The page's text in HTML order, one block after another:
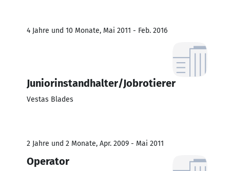
4 Jahre und 10 Monate, Mai 2011 - Feb. 2016
Juniorinstandhalter/Jobrotierer
Vestas Blades
2 Jahre und 2 Monate, Apr. 2009 - Mai 2011
Operator